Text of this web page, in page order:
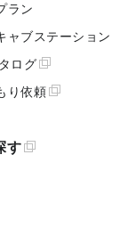
ラン
ャブステーション
ログ
り依頼
す